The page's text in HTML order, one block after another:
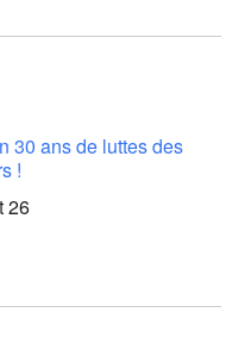
30 ans de luttes des
!
26